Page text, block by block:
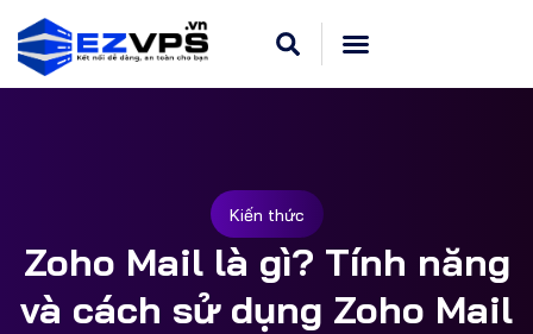
Kiến thức
Zoho Mail là gì? Tính năng
và cách sử dụng Zoho Mail